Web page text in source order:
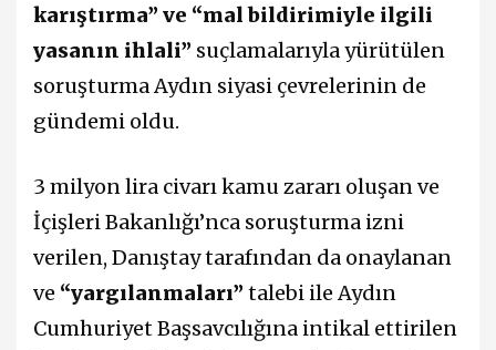
karıştırma” ve “mal bildirimiyle ilgili
yasanın ihlali” suçlamalarıyla yürütülen
soruşturma Aydın siyasi çevrelerinin de
gündemi oldu.
3 milyon lira civarı kamu zararı oluşan ve
İçişleri Bakanlığı’nca soruşturma izni
verilen, Danıştay tarafından da onaylanan
ve “yargılanmaları” talebi ile Aydın
Cumhuriyet Başsavcılığına intikal ettirilen